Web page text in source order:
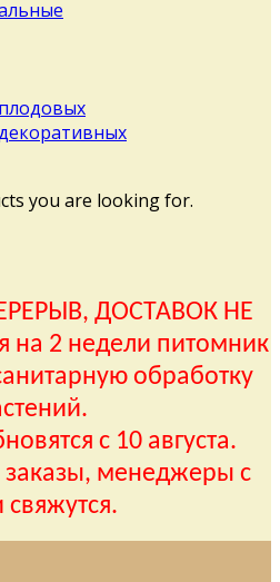
you are looking for.
ДОСТАВОК НЕ
на 2 недели питомник
обработку
с 10 августа.
заказы, менеджеры с